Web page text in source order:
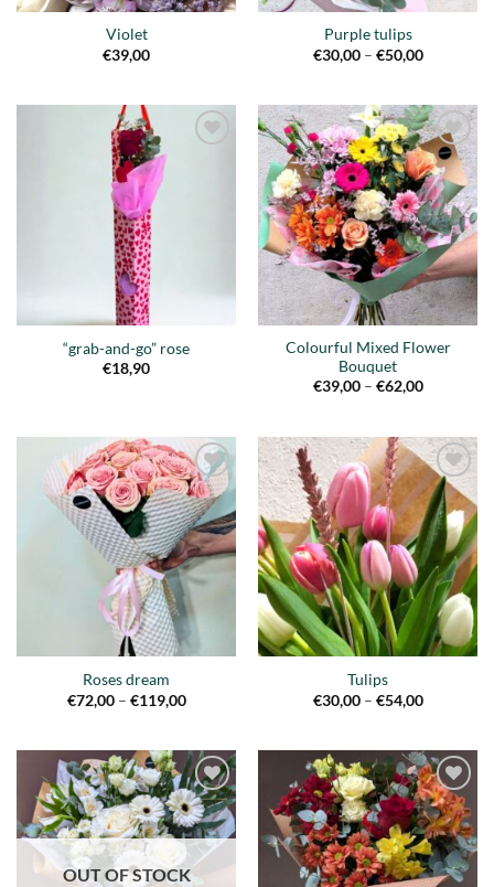
Violet
€39,00
Purple tulips
€30,00 – €50,00Price
€50,00
“grab-and-go” rose
€18,90
Añadir
a la
lista de
deseos
Colourful Mixed Flower
Bouquet
€39,00 – €62,00Price
€62,00
Añadir
a la
lista de
deseos
Roses dream
€72,00 – €119,00Price
€119,00
Añadir
a la
lista de
deseos
Tulips
€30,00 – €54,00Price
€54,00
Añadir
a la
lista de
deseos
OUT OF STOCK
Añadir
a la
lista de
deseos